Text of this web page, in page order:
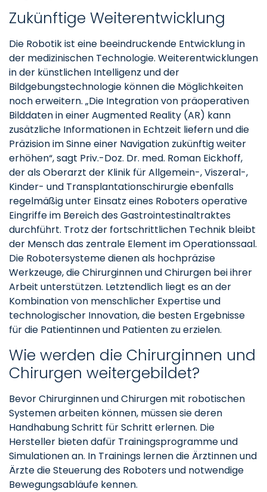
Zukünftige Weiterentwicklung
Die Robotik ist eine beeindruckende Entwicklung in
der medizinischen Technologie. Weiterentwicklungen
in der künstlichen Intelligenz und der
Bildgebungstechnologie können die Möglichkeiten
noch erweitern. „Die Integration von präoperativen
Bilddaten in einer Augmented Reality (AR) kann
zusätzliche Informationen in Echtzeit liefern und die
Präzision im Sinne einer Navigation zukünftig weiter
erhöhen“, sagt Priv.-Doz. Dr. med. Roman Eickhoff,
der als Oberarzt der Klinik für Allgemein-, Viszeral-,
Kinder- und Transplantationschirurgie ebenfalls
regelmäßig unter Einsatz eines Roboters operative
Eingriffe im Bereich des Gastrointestinaltraktes
durchführt. Trotz der fortschrittlichen Technik bleibt
der Mensch das zentrale Element im Operationssaal.
Die Robotersysteme dienen als hochpräzise
Werkzeuge, die Chirurginnen und Chirurgen bei ihrer
Arbeit unterstützen. Letztendlich liegt es an der
Kombination von menschlicher Expertise und
technologischer Innovation, die besten Ergebnisse
für die Patientinnen und Patienten zu erzielen.
Wie werden die Chirurginnen und
Chirurgen weitergebildet?
Bevor Chirurginnen und Chirurgen mit robotischen
Systemen arbeiten können, müssen sie deren
Handhabung Schritt für Schritt erlernen. Die
Hersteller bieten dafür Trainingsprogramme und
Simulationen an. In Trainings lernen die Ärztinnen und
Ärzte die Steuerung des Roboters und notwendige
Bewegungsabläufe kennen.